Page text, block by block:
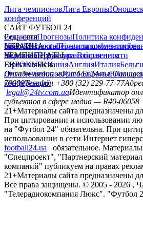
Лига чемпионовЛига Европы
конференций
САЙТ ФУТБОЛ 24
РедакцияПрогнозыПолитика
сайтуКонтактыПравила
политикаСтруктура собственности
Соц. сети
facebookxyoutubeinstagramtelegramviber
УКРАИНА
УкраинаПервая лигаВторая лига
ЧЕМПИОНАТЫ
ГерманияИспанияАнглияИталия
ЕВРОКУБКИ
Лига чемпионовЛига Европы
конференций
Онлайн-медиа «Футбол 24»пл.
79008Телефон +380 (32) 229-77-77
legal@24tv.com.uaИдентификатор
субъектов в сфере медиа — R40-06058
21+Материалы сайта предназначены
При цитировании и использовании
на "Футбол 24" обязательна. При
использовании в сети Интернет
football24.ua
обязательное.
"Спецпроект", "Партнерский
компаний" публикуем на правах
21+Материалы сайта предназначены
Все права защищены. © 2005 - 2026 ,
"Телерадиокомпания Люкс". "Футбол